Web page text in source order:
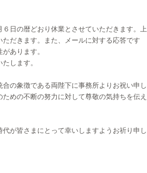
日の暦どおり休業とさせていただきます。上
だきます。また、メールに対する応答です
あります。
します。
の象徴である両陛下に事務所よりお祝い申し
めの不断の努力に対して尊敬の気持ちを伝え
が皆さまにとって幸いしますようお祈り申し